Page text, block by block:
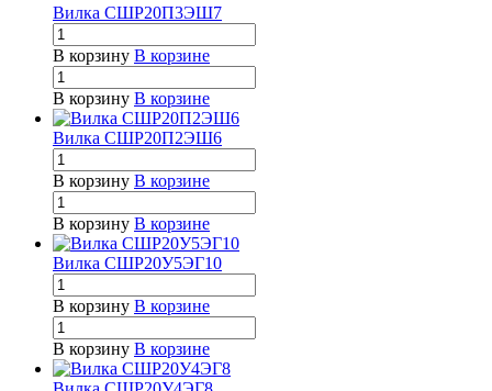
Вилка СШР20П3ЭШ7
В корзину В корзине
В корзину В корзине
Вилка СШР20П2ЭШ6
В корзину В корзине
В корзину В корзине
Вилка СШР20У5ЭГ10
В корзину В корзине
В корзину В корзине